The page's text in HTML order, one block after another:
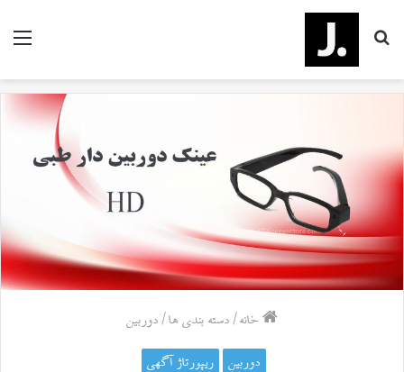
منو
برای
خانه / دسته بندی ها / دوربین
دوربین ریپورتاژ آگهی